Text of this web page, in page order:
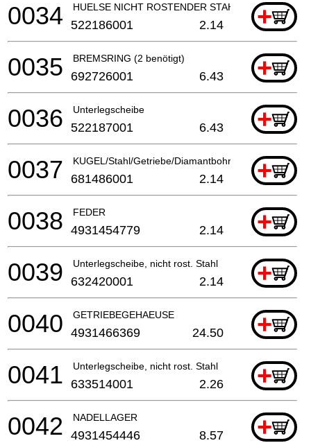
HUELSE NICHT ROSTENDER STAHL +
0034 522186001 2.14
BREMSRING (2 benötigt) +
0035 692726001 6.43
Unterlegscheibe +
0036 522187001 6.43
KUGEL/Stahl/Getriebe/Diamantbohrmaschine
+
0037 681486001 2.14
FEDER +
0038 4931454779 2.14
Unterlegscheibe, nicht rost. Stahl +
0039 632420001 2.14
GETRIEBEGEHAEUSE +
0040 4931466369 24.50
Unterlegscheibe, nicht rost. Stahl +
0041 633514001 2.26
NADELLAGER +
0042 4931454446 8.57